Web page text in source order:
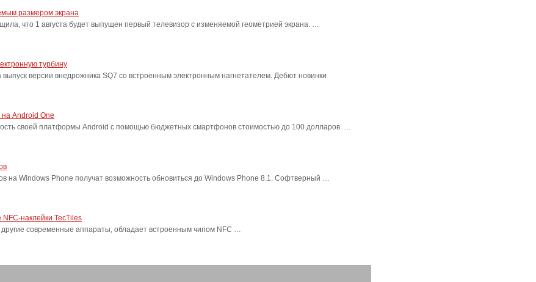
размером экрана
что 1 августа будет выпущен первый телевизор с изменяемой геометрией экрана. …
турбину
версии внедрожника SQ7 со встроенным электронным нагнетателем. Дебют новинки
Android One
своей платформы Android с помощью бюджетных смартфонов стоимостью до 100 долларов. …
на Windows Phone получат возможность обновиться до Windows Phone 8.1. Софтверный …
наклейки TecTiles
другие современные аппараты, обладает встроенным чипом NFC …